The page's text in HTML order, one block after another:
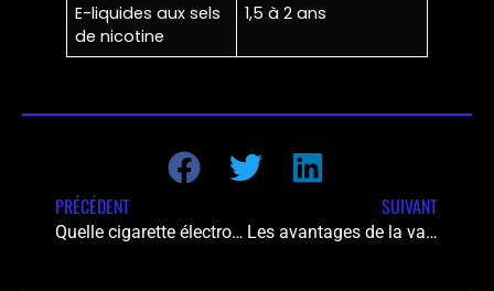
E-liquides aux sels
de nicotine
1,5 à 2 ans
PRÉCÉDENT
Quelle cigarette électronique choisir pour sa ressemblance avec une cigarette ?
SUIVANT
Les avantages de la vape en inhalation indirecte pour les débutants